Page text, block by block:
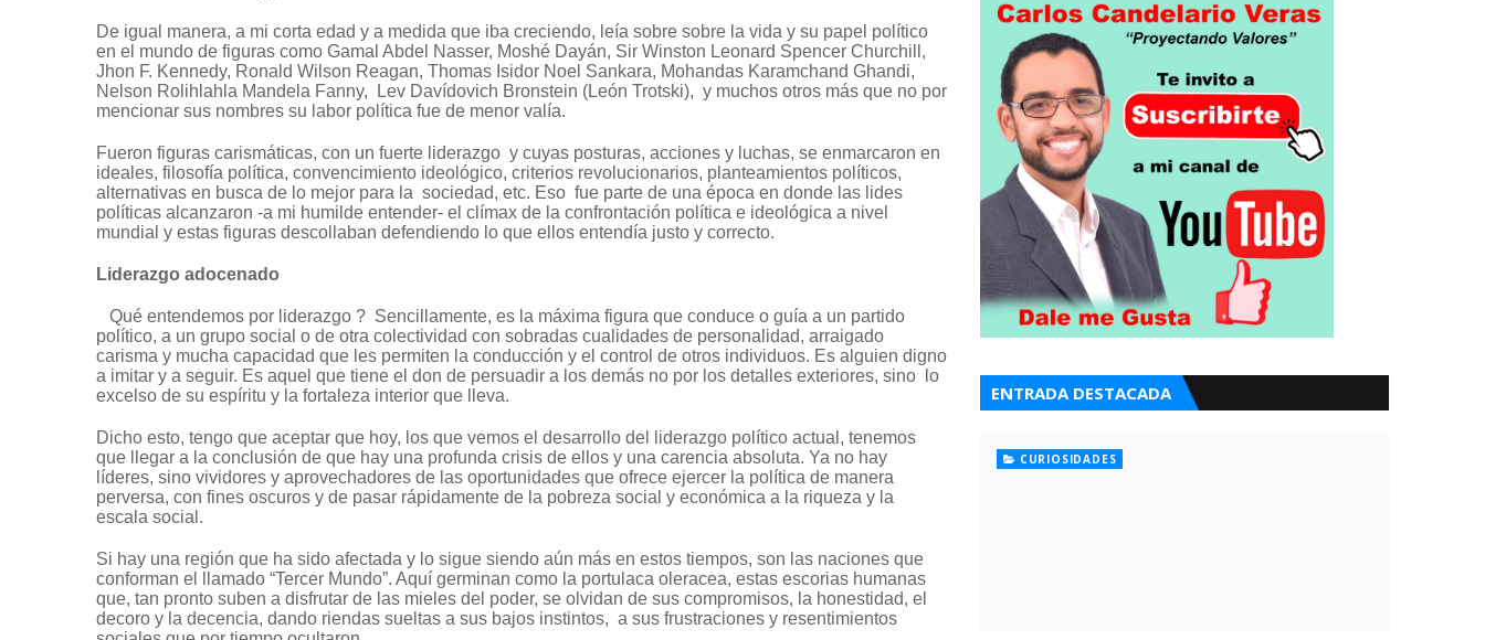
De igual manera, a mi corta edad y a medida que iba creciendo, leía sobre sobre la vida y su papel político
en el mundo de figuras como Gamal Abdel Nasser, Moshé Dayán, Sir Winston Leonard Spencer Churchill,
Jhon F. Kennedy, Ronald Wilson Reagan, Thomas Isidor Noel Sankara, Mohandas Karamchand Ghandi,
Nelson Rolihlahla Mandela Fanny, Lev Davídovich Bronstein (León Trotski), y muchos otros más que no por
mencionar sus nombres su labor política fue de menor valía.
Fueron figuras carismáticas, con un fuerte liderazgo y cuyas posturas, acciones y luchas, se enmarcaron en
ideales, filosofía política, convencimiento ideológico, criterios revolucionarios, planteamientos políticos,
alternativas en busca de lo mejor para la sociedad, etc. Eso fue parte de una época en donde las lides
políticas alcanzaron -a mi humilde entender- el clímax de la confrontación política e ideológica a nivel
mundial y estas figuras descollaban defendiendo lo que ellos entendía justo y correcto.
Liderazgo adocenado
Qué entendemos por liderazgo ? Sencillamente, es la máxima figura que conduce o guía a un partido
político, a un grupo social o de otra colectividad con sobradas cualidades de personalidad, arraigado
carisma y mucha capacidad que les permiten la conducción y el control de otros individuos. Es alguien digno
a imitar y a seguir. Es aquel que tiene el don de persuadir a los demás no por los detalles exteriores, sino lo
excelso de su espíritu y la fortaleza interior que lleva.
Dicho esto, tengo que aceptar que hoy, los que vemos el desarrollo del liderazgo político actual, tenemos
que llegar a la conclusión de que hay una profunda crisis de ellos y una carencia absoluta. Ya no hay
líderes, sino vividores y aprovechadores de las oportunidades que ofrece ejercer la política de manera
perversa, con fines oscuros y de pasar rápidamente de la pobreza social y económica a la riqueza y la
escala social.
Si hay una región que ha sido afectada y lo sigue siendo aún más en estos tiempos, son las naciones que
conforman el llamado “Tercer Mundo”. Aquí germinan como la portulaca oleracea, estas escorias humanas
que, tan pronto suben a disfrutar de las mieles del poder, se olvidan de sus compromisos, la honestidad, el
decoro y la decencia, dando riendas sueltas a sus bajos instintos, a sus frustraciones y resentimientos
ENTRADA DESTACADA
CURIOSIDADES